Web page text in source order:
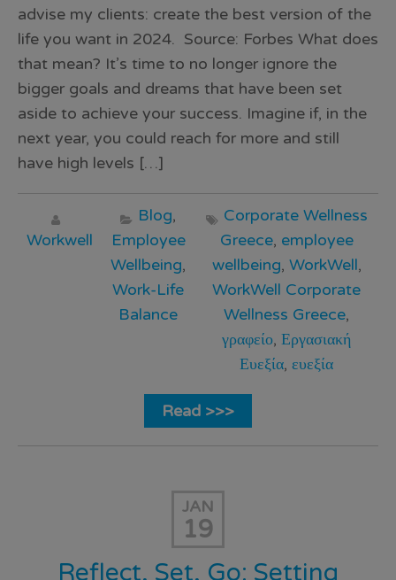
advise my clients: create the best version of the
life you want in 2024. Source: Forbes What does
that mean? It’s time to no longer ignore the
bigger goals and dreams that have been set
aside to achieve your success. Imagine if, in the
next year, you could reach for more and still
have high levels […]
Workwell
Blog,
Employee
Wellbeing,
Work-Life
Balance
Corporate Wellness
Greece, employee
wellbeing, WorkWell,
WorkWell Corporate
Wellness Greece,
γραφείο, Εργασιακή
Ευεξία, ευεξία
Read >>>
JAN
19
Reflect, Set, Go: Setting